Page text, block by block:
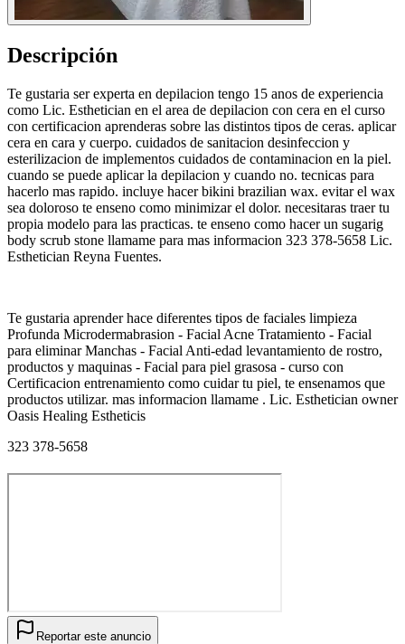
Descripción
Te gustaria ser experta en depilacion tengo 15 anos de experiencia
como Lic. Esthetician en el area de depilacion con cera en el curso
con certificacion aprenderas sobre las distintos tipos de ceras. aplicar
cera en cara y cuerpo. cuidados de sanitacion desinfeccion y
esterilizacion de implementos cuidados de contaminacion en la piel.
cuando se puede aplicar la depilacion y cuando no. tecnicas para
hacerlo mas rapido. incluye hacer bikini brazilian wax. evitar el wax
sea doloroso te enseno como minimizar el dolor. necesitaras traer tu
propia modelo para las practicas. te enseno como hacer un sugarig
body scrub stone llamame para mas informacion 323 378-5658 Lic.
Esthetician Reyna Fuentes.
Te gustaria aprender hace diferentes tipos de faciales limpieza
Profunda Microdermabrasion - Facial Acne Tratamiento - Facial
para eliminar Manchas - Facial Anti-edad levantamiento de rostro,
productos y maquinas - Facial para piel grasosa - curso con
Certificacion entrenamiento como cuidar tu piel, te ensenamos que
productos utilizar. mas informacion llamame . Lic. Esthetician owner
Oasis Healing Estheticis
323 378-5658
Reportar este anuncio